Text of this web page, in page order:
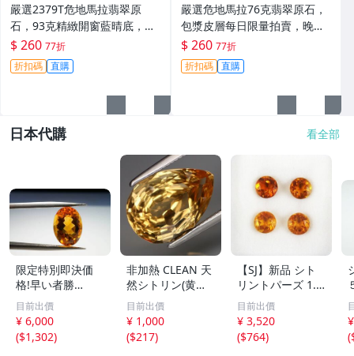
嚴選2379T危地馬拉翡翠原
石，93克精緻開窗藍晴底，每
日晚11點截標。真實拍賣，成
交保證。 危地馬拉 碧玉 翡翠
$ 260 77折
折扣碼 直購
嚴選危地馬拉76克翡翠原石，
包漿皮層每日限量拍賣，晚上1
1點截標。真實成交保證，收藏
推薦。 危地馬拉 翡翠 原石
$ 260 77折
折扣碼 直購
日本代購 看全部
限定特別即決価
格!早い者勝
ち！】高級宝飾品
用ルース 色の濃
い透明度抜群のシ
トリントパーズ極
目前出價
¥ 6,000
($1,302)
非加熱 CLEAN 天
然シトリン(黄水
晶) 12.7x9.0mm
3.32カラット
目前出價
¥ 1,000
($217)
【SJ】新品 シト
リントパーズ 1.4
4ct 4ps ジュエリ
ールース AED702
目前出價
¥ 3,520
($764)
(